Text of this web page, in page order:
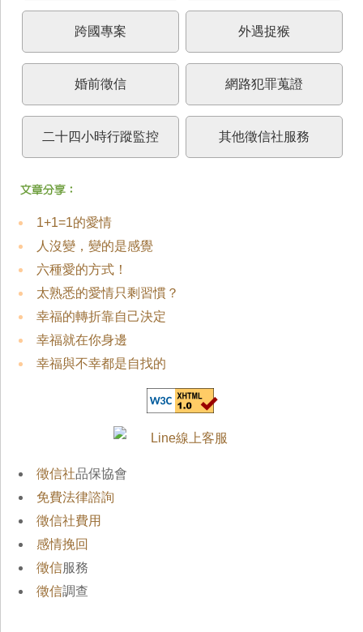
跨國專案 外遇捉猴
婚前徵信 網路犯罪蒐證
二十四小時行蹤監控 其他徵信社服務
1+1=1的愛情
人沒變，變的是感覺
六種愛的方式！
太熟悉的愛情只剩習慣？
幸福的轉折靠自己決定
幸福就在你身邊
幸福與不幸都是自找的
徵信社品保協會
免費法律諮詢
徵信社費用
感情挽回
徵信服務
徵信調查